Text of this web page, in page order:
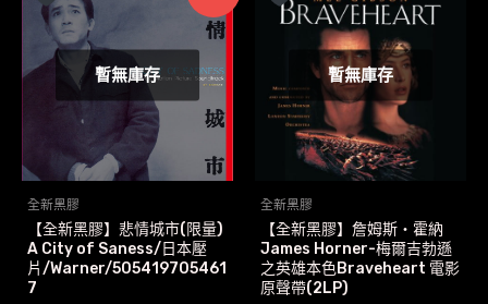
暫無庫存
全新黑膠
【全新黑膠】悲情城市(限量)
A City of Saness/日本壓
片/Warner/505419705461
7
暫無庫存
全新黑膠
【全新黑膠】詹姆斯‧霍納
James Horner-梅爾吉勃遜
之英雄本色Braveheart 電影
原聲帶(2LP)